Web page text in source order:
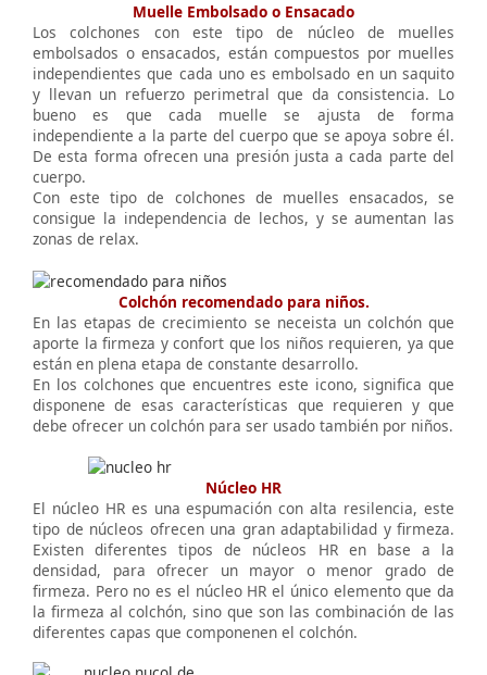
Muelle Embolsado o Ensacado
Los colchones con este tipo de núcleo de muelles
embolsados o ensacados, están compuestos por muelles
independientes que cada uno es embolsado en un saquito
y llevan un refuerzo perimetral que da consistencia. Lo
bueno es que cada muelle se ajusta de forma
independiente a la parte del cuerpo que se apoya sobre él.
De esta forma ofrecen una presión justa a cada parte del
cuerpo.
Con este tipo de colchones de muelles ensacados, se
consigue la independencia de lechos, y se aumentan las
zonas de relax.
Colchón recomendado para niños.
En las etapas de crecimiento se neceista un colchón que
aporte la firmeza y confort que los niños requieren, ya que
están en plena etapa de constante desarrollo.
En los colchones que encuentres este icono, significa que
disponene de esas características que requieren y que
debe ofrecer un colchón para ser usado también por niños.
Núcleo HR
El núcleo HR es una espumación con alta resilencia, este
tipo de núcleos ofrecen una gran adaptabilidad y firmeza.
Existen diferentes tipos de núcleos HR en base a la
densidad, para ofrecer un mayor o menor grado de
firmeza. Pero no es el núcleo HR el único elemento que da
la firmeza al colchón, sino que son las combinación de las
diferentes capas que componenen el colchón.